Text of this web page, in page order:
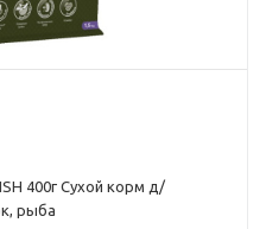
400г Сухой корм д/
рыба